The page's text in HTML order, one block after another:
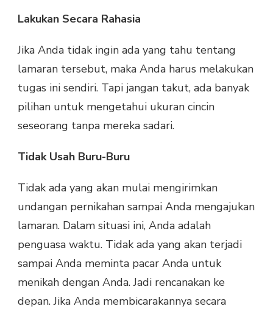
Lakukan Secara Rahasia
Jika Anda tidak ingin ada yang tahu tentang
lamaran tersebut, maka Anda harus melakukan
tugas ini sendiri. Tapi jangan takut, ada banyak
pilihan untuk mengetahui ukuran cincin
seseorang tanpa mereka sadari.
Tidak Usah Buru-Buru
Tidak ada yang akan mulai mengirimkan
undangan pernikahan sampai Anda mengajukan
lamaran. Dalam situasi ini, Anda adalah
penguasa waktu. Tidak ada yang akan terjadi
sampai Anda meminta pacar Anda untuk
menikah dengan Anda. Jadi rencanakan ke
depan. Jika Anda membicarakannya secara